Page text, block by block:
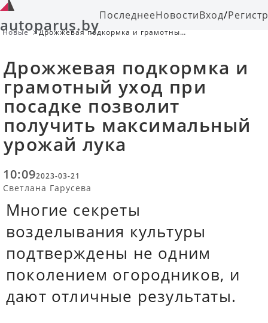
autoparus.byПоследнееНовостиВход/
Новые
Дрожжевая подкормка и грамотный
лука
Дрожжевая подкормка и
грамотный уход при
посадке позволит
получить максимальный
урожай лука
10:092023-03-21
Светлана Гарусева
Многие секреты
возделывания культуры
подтверждены не одним
поколением огородников, и
дают отличные результаты.